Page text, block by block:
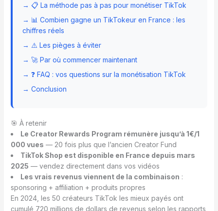
→ 📋 La méthode pas à pas pour monétiser TikTok
→ 📊 Combien gagne un TikTokeur en France : les
chiffres réels
→ ⚠️ Les pièges à éviter
→ 🚀 Par où commencer maintenant
→ ❓ FAQ : vos questions sur la monétisation TikTok
→ Conclusion
🎯 À retenir
Le Creator Rewards Program rémunère jusqu’à 1€/1
000 vues — 20 fois plus que l’ancien Creator Fund
TikTok Shop est disponible en France depuis mars
2025 — vendez directement dans vos vidéos
Les vrais revenus viennent de la combinaison :
sponsoring + affiliation + produits propres
En 2024, les 50 créateurs TikTok les mieux payés ont
cumulé 720 millions de dollars de revenus selon les rapports